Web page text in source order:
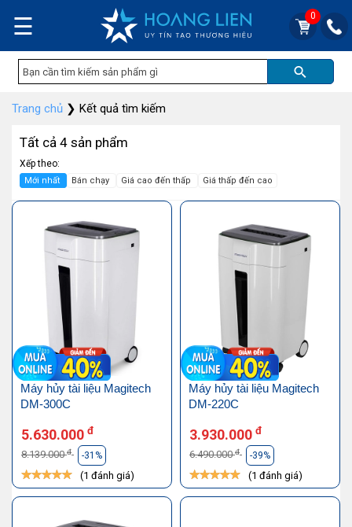
☰ 0
Trang chủ ❯ Kết quả tìm kiếm
Tất cả 4 sản phẩm
Xếp theo:
Mới nhất Bán chạy Giá cao đến thấp Giá thấp đến cao
Máy hủy tài liệu Magitech
DM-300C
5.630.000 đ
8.139.000đ -31%
(1 đánh giá)
Máy hủy tài liệu Magitech
DM-220C
3.930.000 đ
6.490.000đ -39%
(1 đánh giá)